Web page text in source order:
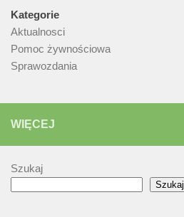
Kategorie
Aktualnosci
Pomoc żywnościowa
Sprawozdania
WIĘCEJ
Szukaj
Szukaj